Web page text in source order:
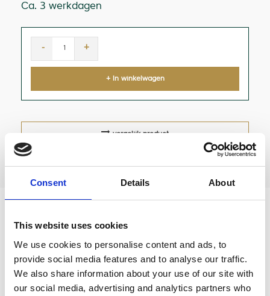
Consent Details About
This website uses cookies
We use cookies to personalise content and ads, to
provide social media features and to analyse our traffic.
We also share information about your use of our site with
our social media, advertising and analytics partners who
Ca. 3 werkdagen
- +
+ In winkelwagen
vergelijk product
Ter vervanging van de standaard plastic bal